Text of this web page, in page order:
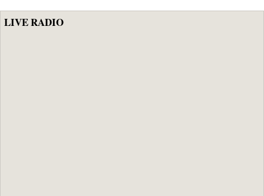
milliard le mois
LIVE RADIO